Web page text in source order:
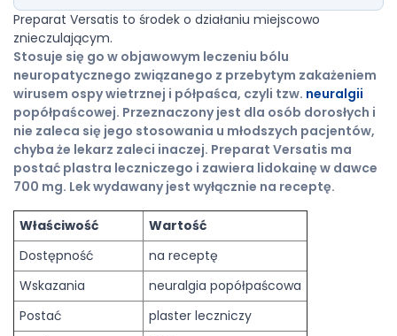
Preparat Versatis to środek o działaniu miejscowo
znieczulającym.
Stosuje się go w objawowym leczeniu bólu
neuropatycznego związanego z przebytym zakażeniem
wirusem ospy wietrznej i półpaśca, czyli tzw. neuralgii
popółpaścowej. Przeznaczony jest dla osób dorosłych i
nie zaleca się jego stosowania u młodszych pacjentów,
chyba że lekarz zaleci inaczej. Preparat Versatis ma
postać plastra leczniczego i zawiera lidokainę w dawce
700 mg. Lek wydawany jest wyłącznie na receptę.
Właściwość
Wartość
Dostępność
na receptę
Wskazania
neuralgia popółpaścowa
Postać
plaster leczniczy